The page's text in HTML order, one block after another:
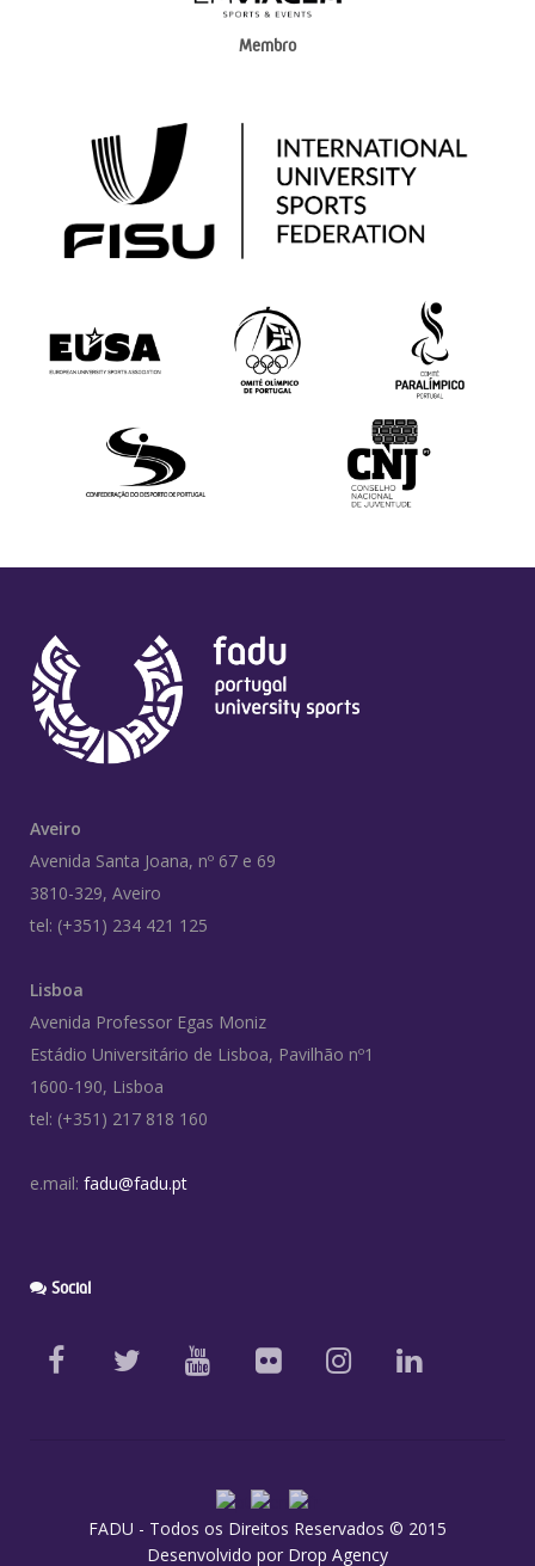
Membro
Aveiro
Avenida Santa Joana, nº 67 e 69
3810-329, Aveiro
tel: (+351) 234 421 125
Lisboa
Avenida Professor Egas Moniz
Estádio Universitário de Lisboa, Pavilhão nº1
1600-190, Lisboa
tel: (+351) 217 818 160
e.mail: fadu@fadu.pt
Social
FADU - Todos os Direitos Reservados © 2015
Desenvolvido por Drop Agency